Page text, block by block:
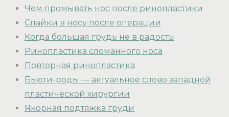
Чем промывать нос после ринопластики
Спайки в носу после операции
Когда большая грудь не в радость
Ринопластика сломанного носа
Повторная ринопластика
Бьюти-роды — актуальное слово западной
пластической хирургии
Якорная подтяжка груди